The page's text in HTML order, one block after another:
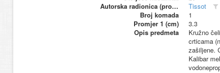
Autorska radionica (proizvođač)
Tissot
Broj komada
1
Promjer 1 (cm)
3.3
Opis predmeta
Kružno
crticama
zašiljene.
Kalibar